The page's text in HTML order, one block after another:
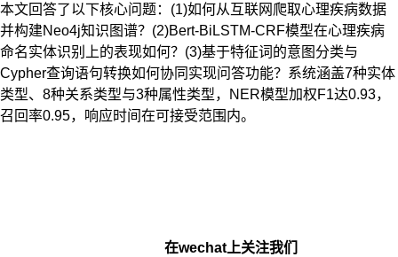
本文回答了以下核心问题：(1)如何从互联网爬取心理疾病数据
并构建Neo4j知识图谱？(2)Bert-BiLSTM-CRF模型在心理疾病
命名实体识别上的表现如何？(3)基于特征词的意图分类与
Cypher查询语句转换如何协同实现问答功能？系统涵盖7种实体
类型、8种关系类型与3种属性类型，NER模型加权F1达0.93，
召回率0.95，响应时间在可接受范围内。
在wechat上关注我们